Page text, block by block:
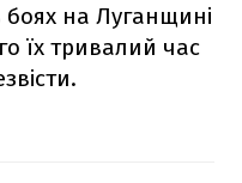
на Луганщині
їх тривалий час